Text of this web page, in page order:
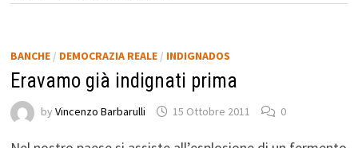
BANCHE/ DEMOCRAZIA REALE/ INDIGNADOS
Eravamo già indignati prima
by Vincenzo Barbarulli 15 Ottobre 2011 0